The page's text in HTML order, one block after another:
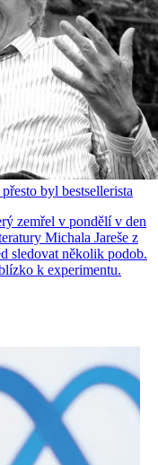
byl bestsellerista
zemřel v pondělí v den
Michala Jareše z
sledovat několik podob.
k experimentu.